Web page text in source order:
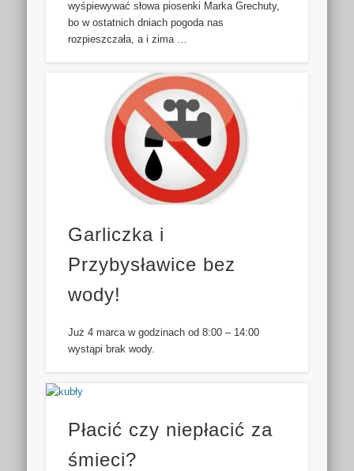
wyśpiewywać słowa piosenki Marka Grechuty,
bo w ostatnich dniach pogoda nas
rozpieszczała, a i zima …
Garliczka i
Przybysławice bez
wody!
Już 4 marca w godzinach od 8:00 – 14:00
wystąpi brak wody.
Płacić czy niepłacić za
śmieci?